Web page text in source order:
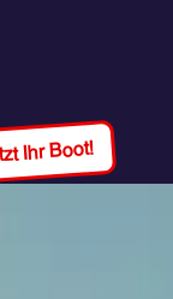
Ihr Boot!